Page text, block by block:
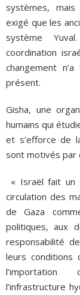
systèmes, mais
exigé que les
système
coordination
changement
présent.
Gisha, une
humains qui
et s’efforce de
sont motivés par
« Israël fait un
circulation des
de Gaza
politiques, aux
responsabilité
leurs conditions
l’infrastructure